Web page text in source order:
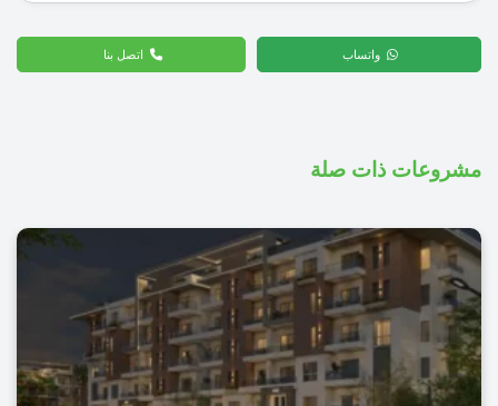
واتساب اتصل بنا
مشروعات ذات صلة